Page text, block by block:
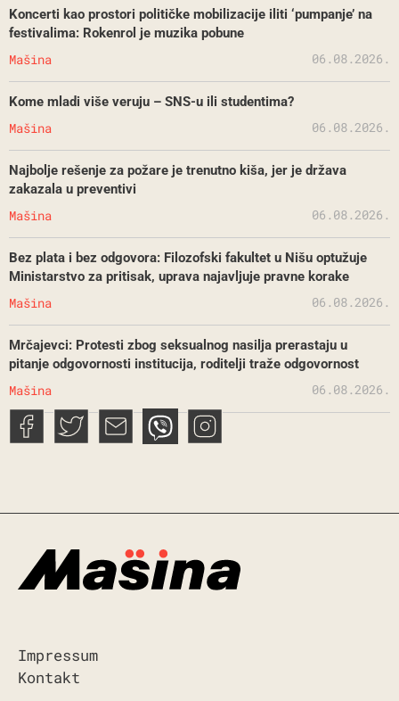
Koncerti kao prostori političke mobilizacije iliti ‘pumpanje’ na
festivalima: Rokenrol je muzika pobune
Mašina 06.08.2026.
Kome mladi više veruju – SNS-u ili studentima?
Mašina 06.08.2026.
Najbolje rešenje za požare je trenutno kiša, jer je država
zakazala u preventivi
Mašina 06.08.2026.
Bez plata i bez odgovora: Filozofski fakultet u Nišu optužuje
Ministarstvo za pritisak, uprava najavljuje pravne korake
Mašina 06.08.2026.
Mrčajevci: Protesti zbog seksualnog nasilja prerastaju u
pitanje odgovornosti institucija, roditelji traže odgovornost
Mašina 06.08.2026.
Impressum
Kontakt